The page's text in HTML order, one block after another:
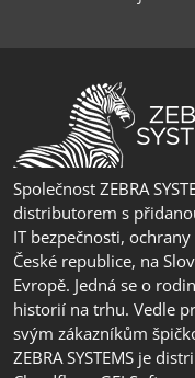
Společnost ZEBRA
distributorem s
IT bezpečnosti,
České republice, na
Evropě. Jedná se o
historií na trhu. Vedle
svým zákazníkům
ZEBRA SYSTEMS je